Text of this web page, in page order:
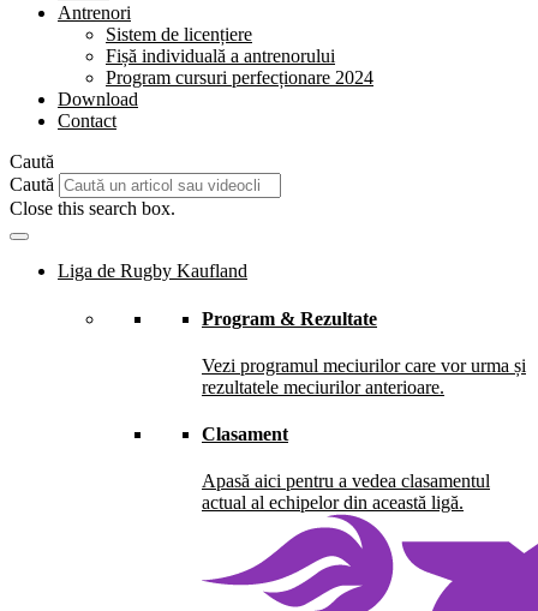
Antrenori
Sistem de licențiere
Fișă individuală a antrenorului
Program cursuri perfecționare 2024
Download
Contact
Caută
Caută
Close this search box.
Liga de Rugby Kaufland
Program & Rezultate
Vezi programul meciurilor care vor urma și
rezultatele meciurilor anterioare.
Clasament
Apasă aici pentru a vedea clasamentul
actual al echipelor din această ligă.